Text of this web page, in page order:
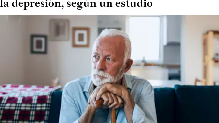
la depresión, según un estudio